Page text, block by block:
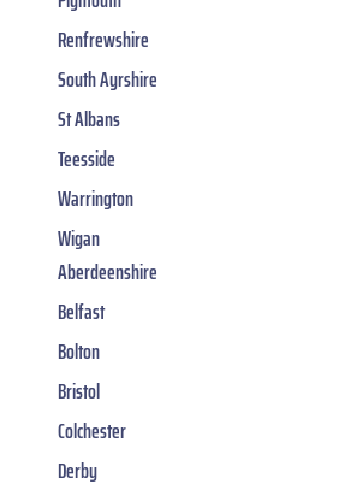
Renfrewshire
South Ayrshire
St Albans
Teesside
Warrington
Wigan
Aberdeenshire
Belfast
Bolton
Bristol
Colchester
Derby